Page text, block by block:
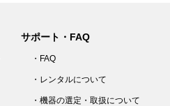
サポート・FAQ
・FAQ
・レンタルについて
・機器の選定・取扱について